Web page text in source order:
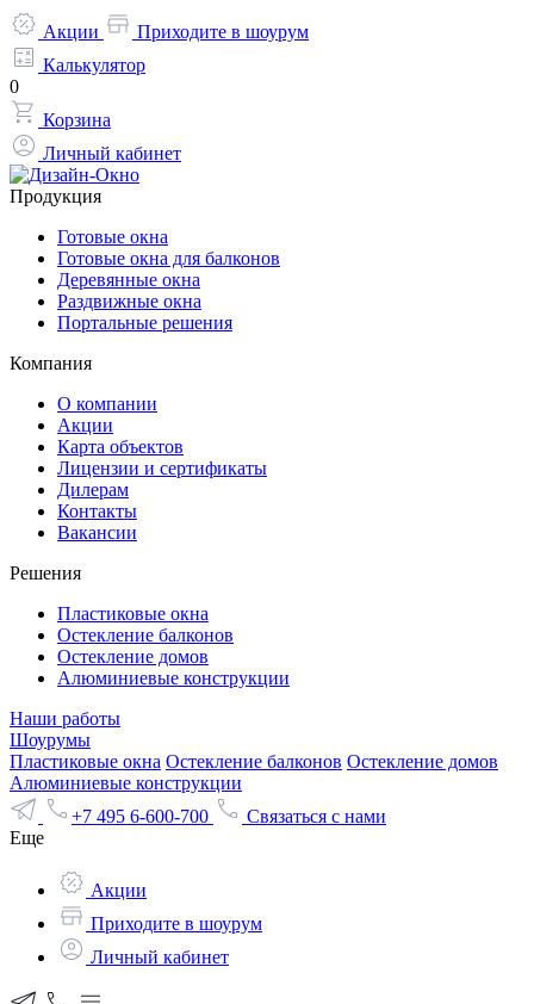
Акции
Приходите в шоурум
Калькулятор
0
Корзина
Личный кабинет
Продукция
Готовые окна
Готовые окна для балконов
Деревянные окна
Раздвижные окна
Портальные решения
Компания
О компании
Акции
Карта объектов
Лицензии и сертификаты
Дилерам
Контакты
Вакансии
Решения
Пластиковые окна
Остекление балконов
Остекление домов
Алюминиевые конструкции
Наши работы
Шоурумы
Пластиковые окна Остекление балконов Остекление домов
Алюминиевые конструкции
+7 495 6-600-700
Связаться с нами
Еще
Акции
Приходите в шоурум
Личный кабинет